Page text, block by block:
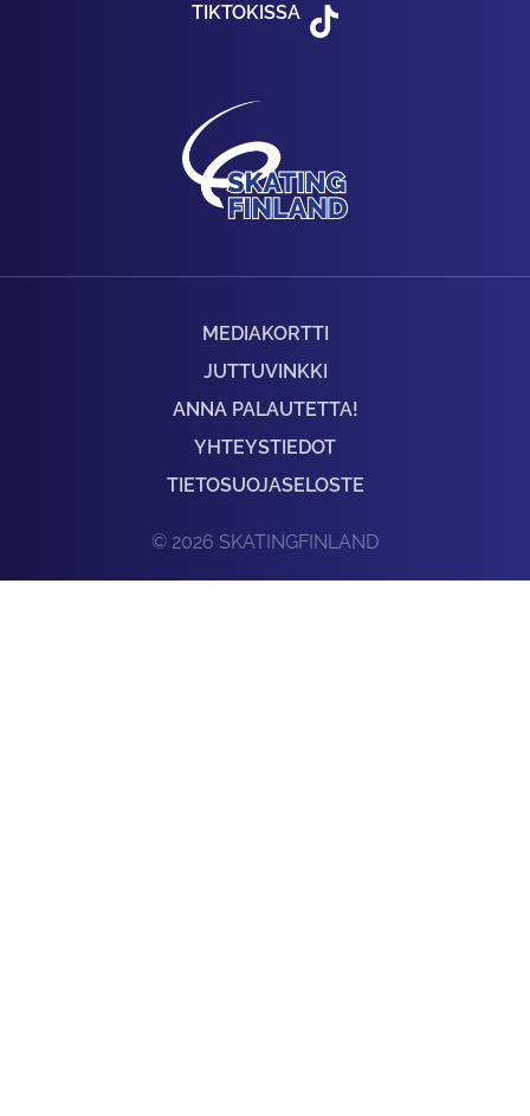
TIKTOKISSA
MEDIAKORTTI
JUTTUVINKKI
ANNA PALAUTETTA!
YHTEYSTIEDOT
TIETOSUOJASELOSTE
© 2026 SKATINGFINLAND